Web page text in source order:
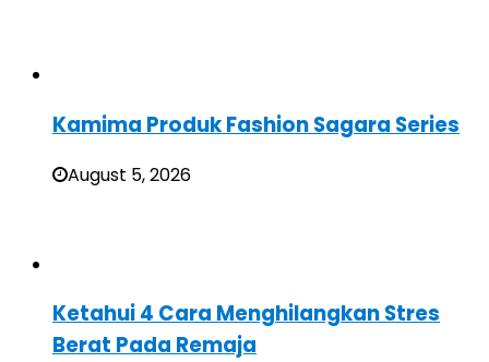
Kamima Produk Fashion Sagara Series
August 5, 2026
Ketahui 4 Cara Menghilangkan Stres
Berat Pada Remaja